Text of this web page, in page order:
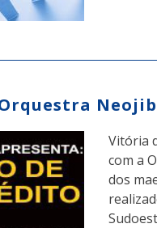
Vitória
com a
dos